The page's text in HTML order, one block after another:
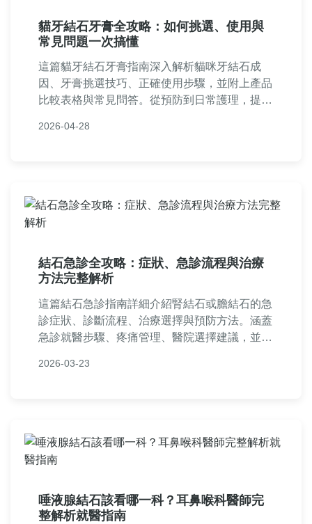
貓牙結石牙膏全攻略：如何挑選、使用與
常見問題一次搞懂
這篇貓牙結石牙膏指南深入解析貓咪牙結石成
因、牙膏挑選技巧、正確使用步驟，並附上產品
比較表格與常見問答。從預防到日常護理，提供
牙周病問題。
2026-04-28
結石急診全攻略：症狀、急診流程與治療
方法完整解析
這篇結石急診指南詳細介紹腎結石或膽結石的急
診症狀、診斷流程、治療選擇與預防方法。涵蓋
急診就醫步驟、疼痛管理、醫院選擇建議，並解
少復發風險。
2026-03-23
唾液腺結石該看哪一科？耳鼻喉科醫師完
整解析就醫指南